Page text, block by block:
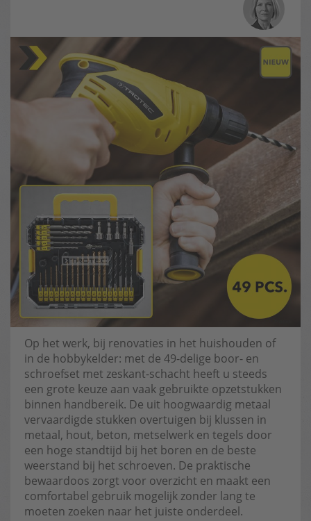
Op het werk, bij renovaties in het huishouden of
in de hobbykelder: met de 49-delige boor- en
schroefset met zeskant-schacht heeft u steeds
een grote keuze aan vaak gebruikte opzetstukken
binnen handbereik. De uit hoogwaardig metaal
vervaardigde stukken overtuigen bij klussen in
metaal, hout, beton, metselwerk en tegels door
een hoge standtijd bij het boren en de beste
weerstand bij het schroeven. De praktische
bewaardoos zorgt voor overzicht en maakt een
comfortabel gebruik mogelijk zonder lang te
moeten zoeken naar het juiste onderdeel.